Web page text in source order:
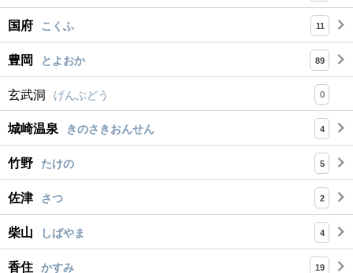
国府 こくふ 11
豊岡 とよおか 89
玄武洞 げんぶどう 0
城崎温泉 きのさきおんせん 4
竹野 たけの 5
佐津 さつ 2
柴山 しばやま 4
香住 かすみ 19